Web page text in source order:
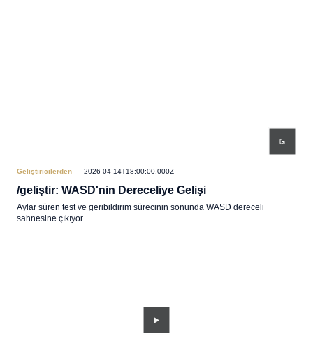
Geliştiricilerden 2026-04-14T18:00:00.000Z
/geliştir: WASD'nin Dereceliye Gelişi
Aylar süren test ve geribildirim sürecinin sonunda WASD dereceli
sahnesine çıkıyor.